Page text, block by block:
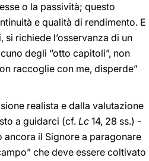
o la passività; questo
e qualità di rendimento. E
si richiede l’osservanza di un
degli “otto capitoli”, non
raccoglie con me, disperde”
realista e dalla valutazione
a guidarci (cf. Lc 14, 28 ss.) -
il Signore a paragonare
che deve essere coltivato